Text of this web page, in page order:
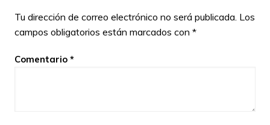
Tu dirección de correo electrónico no será publicada. Los
campos obligatorios están marcados con *
Comentario *